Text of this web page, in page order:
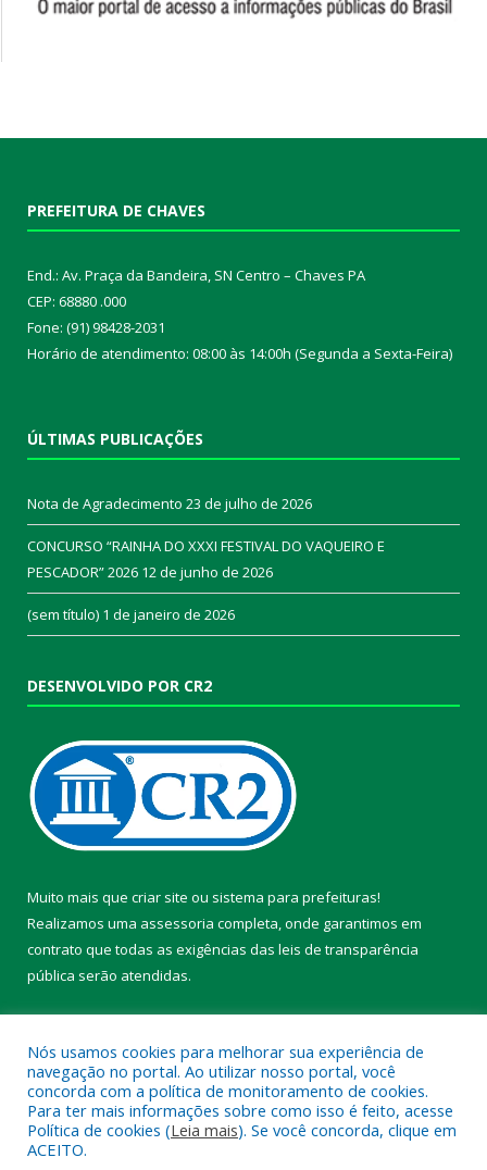
PREFEITURA DE CHAVES
End.: Av. Praça da Bandeira, SN Centro – Chaves PA
CEP: 68880 .000
Fone: (91) 98428-2031
Horário de atendimento: 08:00 às 14:00h (Segunda a Sexta-Feira)
ÚLTIMAS PUBLICAÇÕES
Nota de Agradecimento 23 de julho de 2026
CONCURSO “RAINHA DO XXXI FESTIVAL DO VAQUEIRO E
PESCADOR” 2026 12 de junho de 2026
(sem título) 1 de janeiro de 2026
DESENVOLVIDO POR CR2
Muito mais que criar site ou sistema para prefeituras!
Realizamos uma assessoria completa, onde garantimos em
contrato que todas as exigências das leis de transparência
pública serão atendidas.
Todos os direitos reservados a Prefeitura Municipal de Chaves.
Nós usamos cookies para melhorar sua experiência de
navegação no portal. Ao utilizar nosso portal, você
concorda com a política de monitoramento de cookies.
Para ter mais informações sobre como isso é feito, acesse
Política de cookies (Leia mais). Se você concorda, clique em
ACEITO.